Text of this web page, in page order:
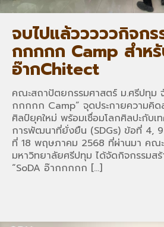
จบไปแล้วววววกิจก
กกกกก Camp สำห
อ๊ากChitect
คณะสถาปัตยกรรมศาสตร์ ม.ศรีปทุม
กกกกก Camp” จุดประกายความคิด
ศิลป์ยุคใหม่ พร้อมเชื่อมโลกศิลปะกับเ
การพัฒนาที่ยั่งยืน (SDGs) ข้อที่ 4, 9
ที่ 18 พฤษภาคม 2568 ที่ผ่านมา คณ
มหาวิทยาลัยศรีปทุม ได้จัดกิจกรรมส
“SoDA อ๊ากกกกก […]